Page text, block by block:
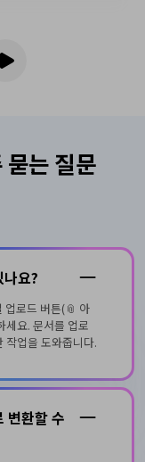
묻는 질문
요?
업로드 버튼(📎 아
세요. 문서를 업로
작업을 도와줍니다.
변환할 수